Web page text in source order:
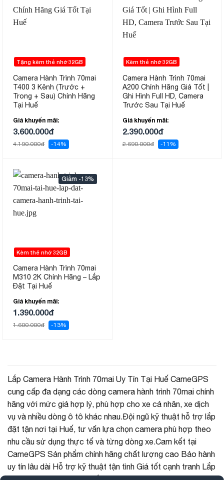
Tặng kèm thẻ nhớ 32GB
Camera Hành Trình 70mai
T400 3 Kênh (Trước +
Trong + Sau) Chính Hãng
Tại Huế
Giá khuyến mãi:
3.600.000đ
4.190.000đ -14%
Kèm thẻ nhớ 32GB
Camera Hành Trình 70mai
A200 Chính Hãng Giá Tốt |
Ghi Hình Full HD, Camera
Trước Sau Tại Huế
Giá khuyến mãi:
2.390.000đ
2.690.000đ -11%
-13%
Kèm thẻ nhớ 32GB
Camera Hành Trình 70mai
M310 2K Chính Hãng – Lắp
Đặt Tại Huế
Giá khuyến mãi:
1.390.000đ
1.600.000đ -13%
Lắp Camera Hành Trình 70mai Uy Tín Tại Huế CameGPS
cung cấp đa dạng các dòng camera hành trình 70mai chính
hãng với mức giá hợp lý, phù hợp cho xe cá nhân, xe dịch
vụ và nhiều dòng ô tô khác nhau.Đội ngũ kỹ thuật hỗ trợ lắp
đặt tận nơi tại Huế, tư vấn lựa chọn camera phù hợp theo
nhu cầu sử dụng thực tế và từng dòng xe.Cam kết tại
CameGPS Sản phẩm chính hãng chất lượng cao Bảo hành
uy tín lâu dài Hỗ trợ kỹ thuật tận tình Giá tốt cạnh tranh Lắp